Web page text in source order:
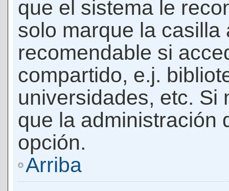
que el sistema le
solo marque la casilla
recomendable si
compartido, e.j.
universidades, etc. Si
que la administración
opción.
Arriba